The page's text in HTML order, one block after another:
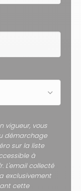
vigueur, vous
démarchage
sur la liste
à
L'email collecté
exclusivement
cette